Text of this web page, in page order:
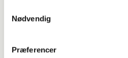
Nødvendig
Præferencer